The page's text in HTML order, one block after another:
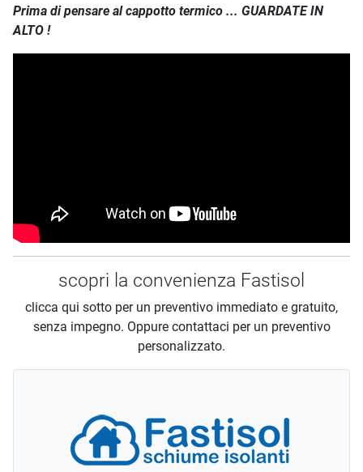
Prima di pensare al cappotto termico ... GUARDATE IN
ALTO !
scopri la convenienza Fastisol
clicca qui sotto per un preventivo immediato e gratuito,
senza impegno. Oppure contattaci per un preventivo
personalizzato.